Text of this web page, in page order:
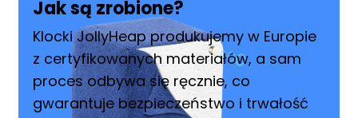
Jak są zrobione?
Klocki JollyHeap produkujemy w Europie
z certyfikowanych materiałów, a sam
proces odbywa się ręcznie, co
gwarantuje bezpieczeństwo i trwałość